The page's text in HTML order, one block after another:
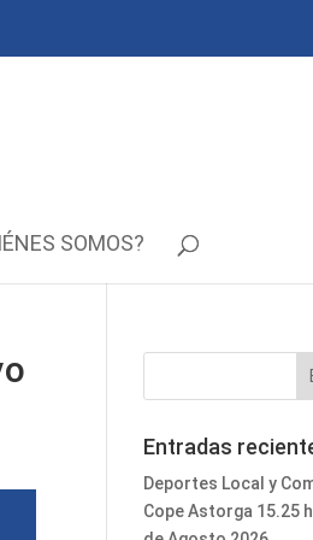
SOMOS?
Entradas
Deportes Local y
Cope Astorga 15.25